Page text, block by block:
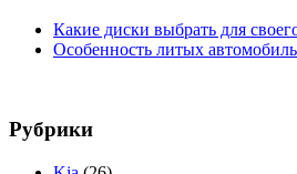
Какие диски выбрать для
Особенность литых
Рубрики